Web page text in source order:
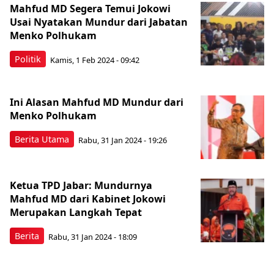
Politik
Mahfud MD Segera Temui Jokowi
Usai Nyatakan Mundur dari Jabatan
Menko Polhukam
Kamis, 1 Feb 2024 - 09:42
Berita Utama
Ini Alasan Mahfud MD Mundur dari
Menko Polhukam
Rabu, 31 Jan 2024 - 19:26
Berita
Ketua TPD Jabar: Mundurnya
Mahfud MD dari Kabinet Jokowi
Merupakan Langkah Tepat
Rabu, 31 Jan 2024 - 18:09